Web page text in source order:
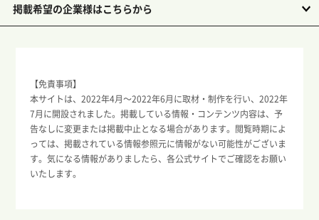
掲載希望の企業様はこちらから
【免責事項】
本サイトは、2022年4月～2022年6月に取材・制作を行い、2022年
7月に開設されました。掲載している情報・コンテンツ内容は、予
告なしに変更または掲載中止となる場合があります。閲覧時期によ
っては、掲載されている情報参照元に情報がない可能性がございま
す。気になる情報がありましたら、各公式サイトでご確認をお願い
いたします。